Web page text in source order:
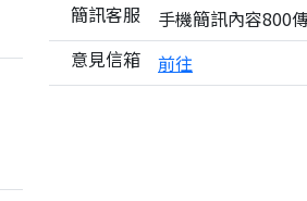
簡訊客服
手機簡訊內容800
意見信箱
前往